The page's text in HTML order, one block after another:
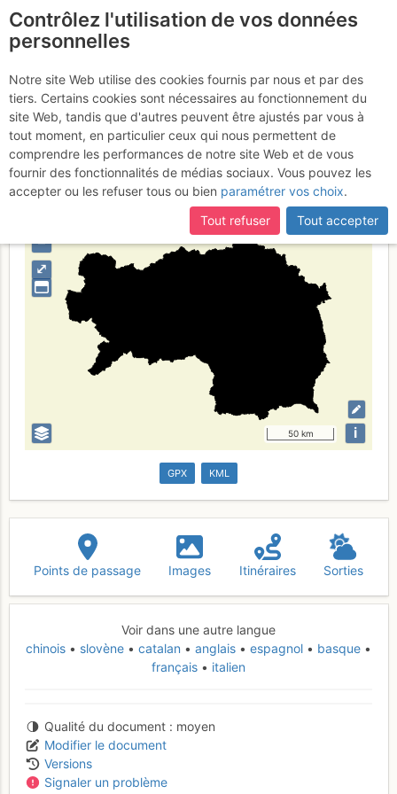
Steiermark
Type de région limite administrative
⤢
–
50 km i
GPX KML
Points de passage Images Itinéraires Sorties
Voir dans une autre langue
chinois
slovène catalan anglais espagnol
basque
français
italien
Qualité du document
moyen
Modifier le document
Versions
Signaler un problème
Contrôlez l'utilisation de vos données
personnelles
Notre site Web utilise des cookies fournis par nous et par des
tiers. Certains cookies sont nécessaires au fonctionnement du
site Web, tandis que d'autres peuvent être ajustés par vous à
tout moment, en particulier ceux qui nous permettent de
comprendre les performances de notre site Web et de vous
fournir des fonctionnalités de médias sociaux. Vous pouvez les
accepter ou les refuser tous ou bien paramétrer vos choix.
Tout refuser
Tout accepter